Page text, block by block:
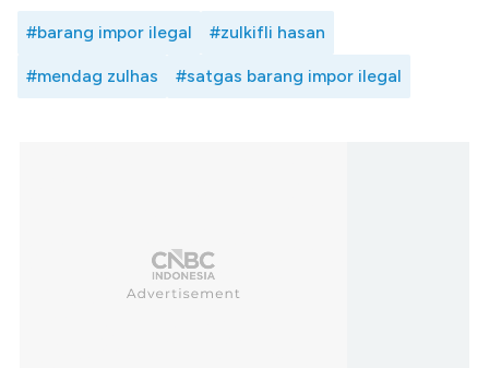
#barang impor ilegal #zulkifli hasan
#mendag zulhas #satgas barang impor ilegal